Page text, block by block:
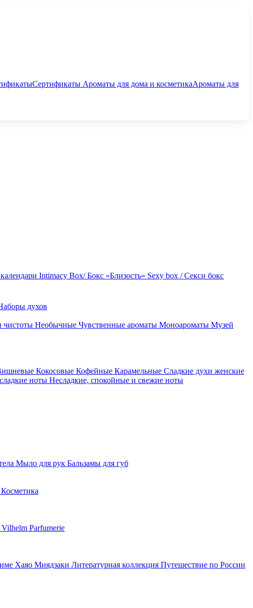
Сертификаты Ароматы для дома и косметикаАроматы для
Intimacy Box/ Бокс «Близость» Sexy box / Секси бокс
духов
чистоты Необычные Чувственные ароматы Моноароматы Музей
Кокосовые Кофейные Карамельные Сладкие духи женские
ноты Несладкие, спокойные и свежие ноты
Мыло для рук Бальзамы для губ
Косметика
Vilhelm Parfumerie
Хаяо Миядзаки Литературная коллекция Путешествие по России